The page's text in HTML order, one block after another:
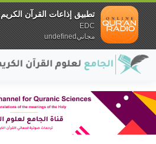
تطبيق إذاعات القرآن الكريم
EDC
مجانيundefined